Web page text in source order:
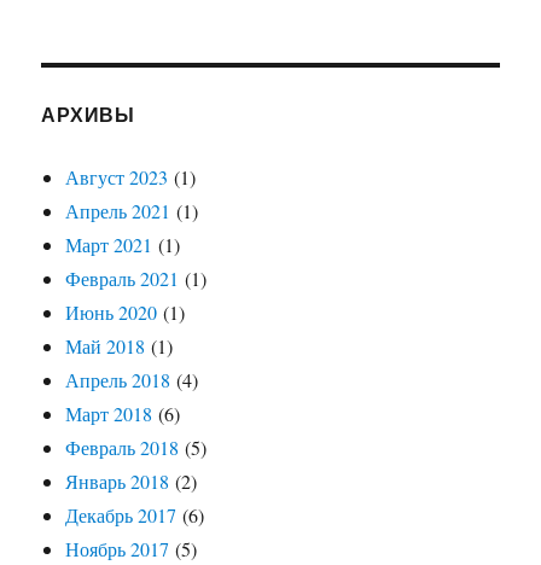
АРХИВЫ
Август 2023 (1)
Апрель 2021 (1)
Март 2021 (1)
Февраль 2021 (1)
Июнь 2020 (1)
Май 2018 (1)
Апрель 2018 (4)
Март 2018 (6)
Февраль 2018 (5)
Январь 2018 (2)
Декабрь 2017 (6)
Ноябрь 2017 (5)